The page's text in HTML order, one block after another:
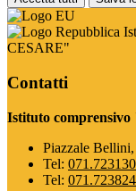
CESARE"
Contatti
Istituto
Piazzale
Tel:
Tel: